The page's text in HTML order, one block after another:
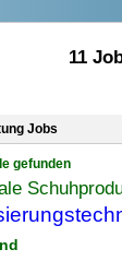
11
Jobs
gefunden